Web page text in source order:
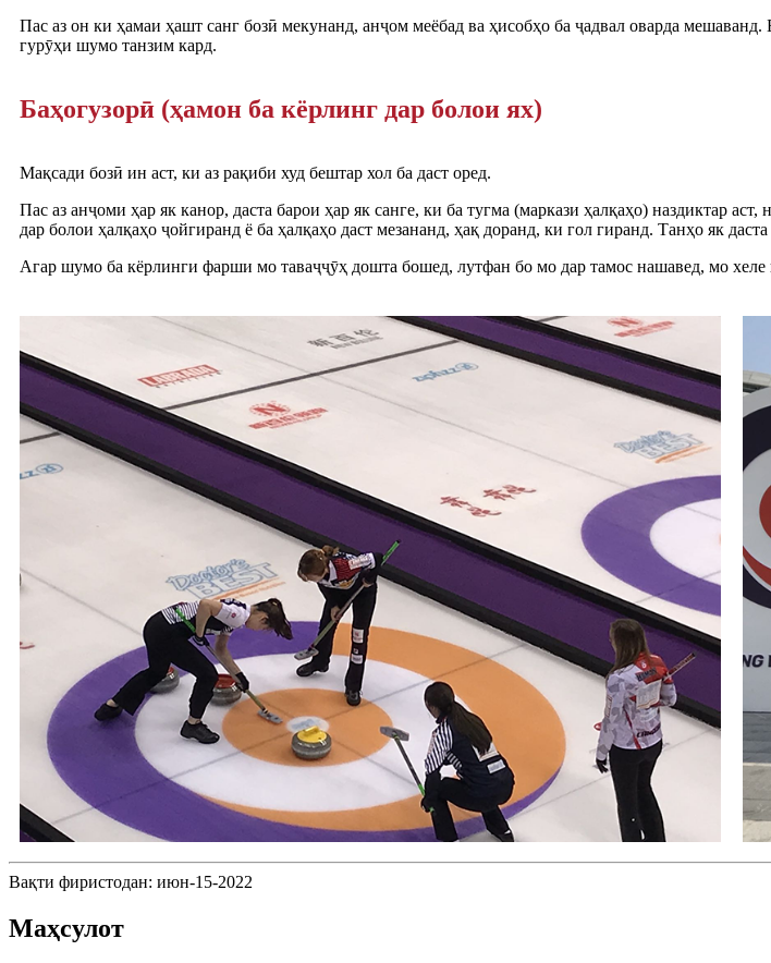
Пас аз он ки ҳамаи ҳашт санг бозӣ мекунанд, анҷом меёбад ва ҳисобҳо ба ҷадвал оварда
гурӯҳи шумо танзим кард.
Баҳогузорӣ (ҳамон ба кёрлинг дар болои ях)
Мақсади бозӣ ин аст, ки аз рақиби худ бештар хол ба даст оред.
Пас аз анҷоми ҳар як канор, даста барои ҳар як санге, ки ба тугма (маркази ҳалқаҳо) наздиктар
дар болои ҳалқаҳо ҷойгиранд ё ба ҳалқаҳо даст мезананд, ҳақ доранд, ки гол гиранд. Танҳо як
Агар шумо ба кёрлинги фарши мо таваҷҷӯҳ дошта бошед, лутфан бо мо дар тамос нашавед, мо
Вақти фиристодан: июн-15-2022
Маҳсулот